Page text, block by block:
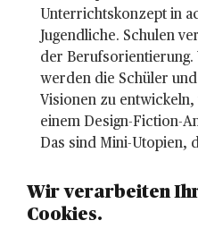
Unterrichtskonzept in
Jugendliche. Schulen
der Berufsorientierung.
werden die Schüler
Visionen zu
einem Design-Fiction-
Das sind Mini-Utopien,
Können
Wir verarbeiten
Cookies.